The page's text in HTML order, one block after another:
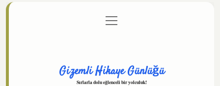
Gizlilik Politikası
menüyü
aç
Gizemli Hikaye Günlüğü
Sırlarla dolu eğlenceli bir yolculuk!